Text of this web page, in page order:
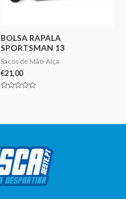
BOLSA RAPALA
SPORTSMAN 13
Sacos de Mão-Alça
€21,00